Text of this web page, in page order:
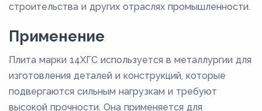
строительства и других отраслях промышленности.
Применение
Плита марки 14ХГС используется в металлургии для
изготовления деталей и конструкций, которые
подвергаются сильным нагрузкам и требуют
высокой прочности. Она применяется для